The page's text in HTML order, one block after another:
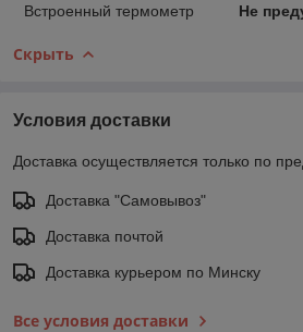
Встроенный термометр Не
Скрыть
Условия доставки
Доставка осуществляется только по
Доставка "Самовывоз"
Доставка почтой
Доставка курьером по Минску
Все условия доставки